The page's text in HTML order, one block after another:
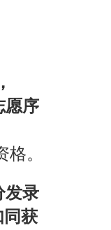
，
愿序
。
发录
同获